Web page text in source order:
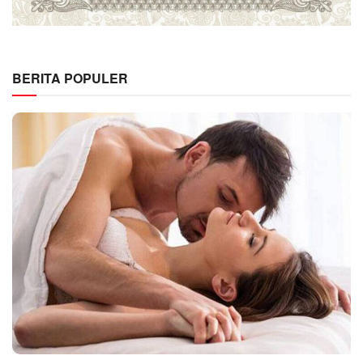
BERITA POPULER